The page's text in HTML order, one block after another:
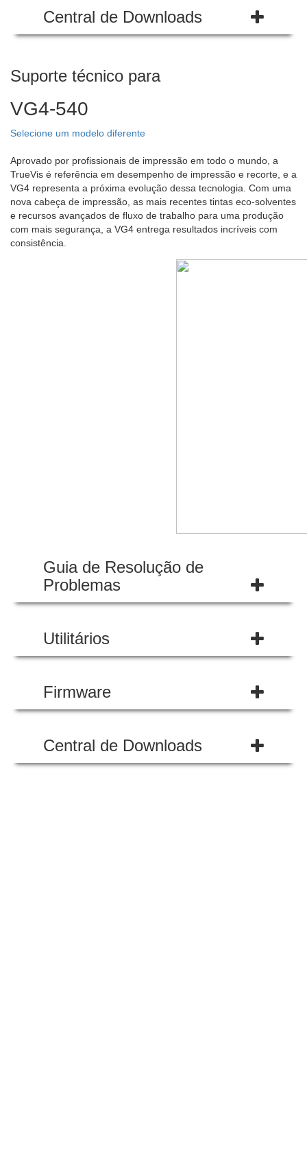
Central de Downloads
Suporte técnico para
VG4-540
Selecione um modelo diferente
Aprovado por profissionais de impressão em todo o mundo, a
TrueVis é referência em desempenho de impressão e recorte, e a
VG4 representa a próxima evolução dessa tecnologia. Com uma
nova cabeça de impressão, as mais recentes tintas eco-solventes
e recursos avançados de fluxo de trabalho para uma produção
com mais segurança, a VG4 entrega resultados incríveis com
consistência.
Guia de Resolução de
Problemas
Utilitários
Firmware
Central de Downloads